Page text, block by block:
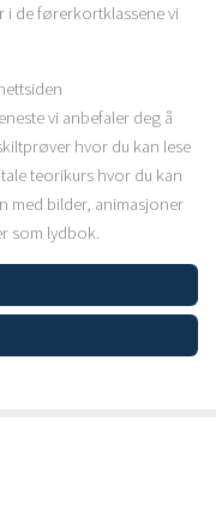
de førerkortklassene vi
vi anbefaler deg å
hvor du kan lese
teorikurs hvor du kan
med bilder, animasjoner
som lydbok.